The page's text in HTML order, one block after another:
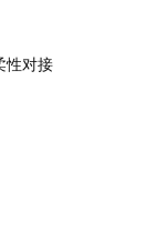
性对接